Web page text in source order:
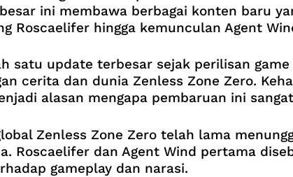
ini membawa berbagai konten baru
Roscaelifer hingga kemunculan Agent
satu update terbesar sejak perilisan
cerita dan dunia Zenless Zone Zero.
alasan mengapa pembaruan ini
Zenless Zone Zero telah lama
Roscaelifer dan Agent Wind pertama
gameplay dan narasi.